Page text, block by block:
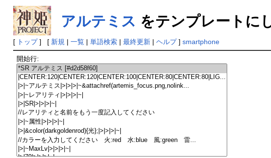
アルテミス をテンプレートに
[ トップ] [ 新規 | 一覧| 単語検索| 最終更新| ヘルプ] smartphone
開始行: